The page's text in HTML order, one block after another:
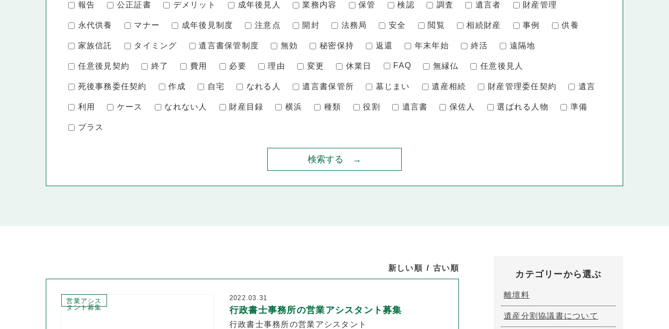
報告 公正証書 デメリット 成年後見人 業務内容 保管 検認 調査 遺言者 財産管理
永代供養 マナー 成年後見制度 注意点 開封 法務局 安全 閲覧 相続財産 事例 供養
家族信託 タイミング 遺言書保管制度 無効 秘密保持 返還 年末年始 終活 遠隔地
任意後見契約 終了 費用 必要 理由 変更 休業日 FAQ 無縁仏 任意後見人
死後事務委任契約 作成 自宅 なれる人 遺言書保管所 墓じまい 遺産相続 財産管理委任契約 遺言
利用 ケース なれない人 財産目録 横浜 種類 役割 遺言書 保佐人 選ばれる人物 準備
プラス
新しい順 古い順
営業アシス
タント募集
2022.03.31
行政書士事務所の営業アシスタント募集
行政書士事務所の営業アシスタント
カテゴリーから選ぶ
離壇料
遺産分割協議書について